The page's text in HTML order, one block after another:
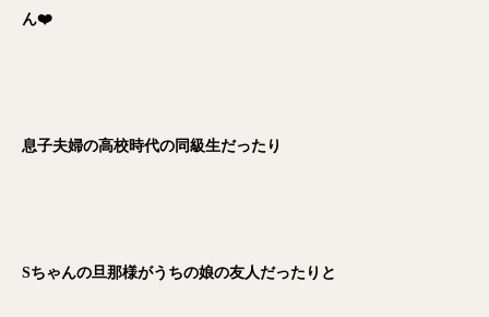
ん❤️
息子夫婦の高校時代の同級生だったり
Sちゃんの旦那様がうちの娘の友人だったりと